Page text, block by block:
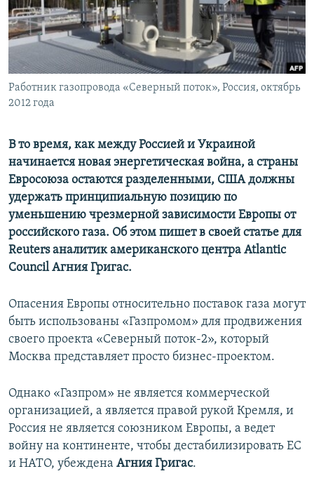
ПОБЕДИТЕЛЕЙ НЕ СУДЯТ?
КРЫМ.НЕПОКОРЕННЫЙ
ELIFBE
УКРАИНСКАЯ ПРОБЛЕМА КРЫМА
ПРИСОЕДИНЯЙТЕСЬ!
Все сайты RFE/RL
Работник газопровода «Северный поток», Россия, октябрь
2012 года
В то время, как между Россией и Украиной
начинается новая энергетическая война, а страны
Евросоюза остаются разделенными, США должны
удержать принципиальную позицию по
уменьшению чрезмерной зависимости Европы от
российского газа. Об этом пишет в своей статье для
Reuters аналитик американского центра Atlantic
Council Агния Григас.
Опасения Европы относительно поставок газа могут
быть использованы «Газпромом» для продвижения
своего проекта «Северный поток-2», который
Москва представляет просто бизнес-проектом.
Однако «Газпром» не является коммерческой
организацией, а является правой рукой Кремля, и
Россия не является союзником Европы, а ведет
войну на континенте, чтобы дестабилизировать ЕС
и НАТО, убеждена Агния Григас.